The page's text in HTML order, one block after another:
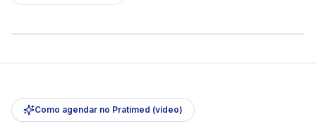
Como agendar no Pratimed (vídeo)